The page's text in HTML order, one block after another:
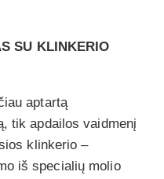
SU KLINKERIO
aptartą
tik apdailos vaidmenį
klinkerio –
iš specialių molio